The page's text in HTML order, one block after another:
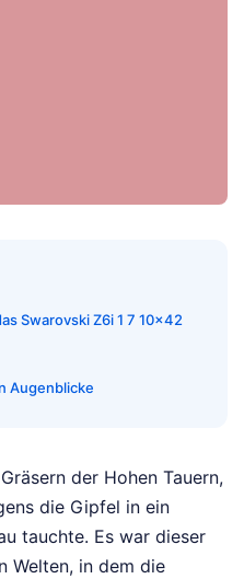
Swarovski Z6i 1 7 10x42
Augenblicke
der Hohen Tauern,
die Gipfel in ein
tauchte. Es war dieser
Welten, in dem die